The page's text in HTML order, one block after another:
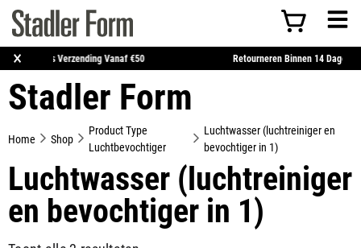
× Gratis Verzending Vanaf €50 Retourneren
Stadler Form
Home Shop
Product Type
Luchtbevochtiger
Luchtwasser (luchtreiniger en
bevochtiger in 1)
Luchtwasser (luchtreiniger
en bevochtiger in 1)